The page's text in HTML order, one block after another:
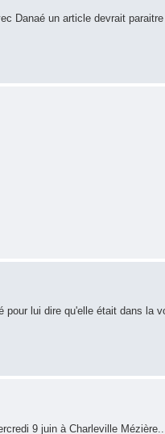
Danaé un article devrait
pour lui dire qu'elle était dans la
9 juin à Charleville